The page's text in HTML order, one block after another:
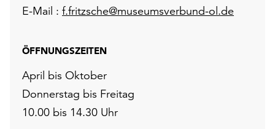
E-Mail : f.fritzsche@museumsverbund-ol.de
ÖFFNUNGSZEITEN
April bis Oktober
Donnerstag bis Freitag
10.00 bis 14.30 Uhr